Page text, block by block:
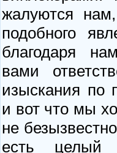
жалуются
подобного
благодаря
вами
изыскания по
и вот что мы
не
есть